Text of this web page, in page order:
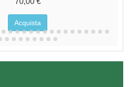
Acquista